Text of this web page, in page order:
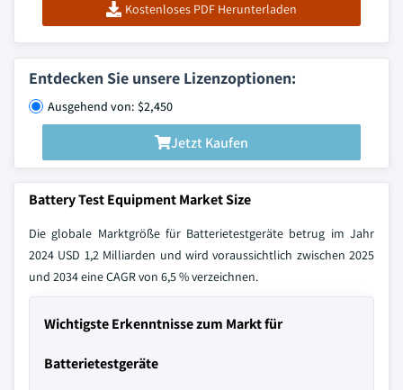
Kostenloses PDF Herunterladen
Entdecken Sie unsere Lizenzoptionen:
Ausgehend von: $2,450
Jetzt Kaufen
Battery Test Equipment Market Size
Die globale Marktgröße für Batterietestgeräte betrug im Jahr
2024 USD 1,2 Milliarden und wird voraussichtlich zwischen 2025
und 2034 eine CAGR von 6,5 % verzeichnen.
Wichtigste Erkenntnisse zum Markt für
Batterietestgeräte